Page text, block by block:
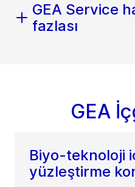
GEA Service
fazlası
GEA
Biyo-teknoloji
yüzleştirme